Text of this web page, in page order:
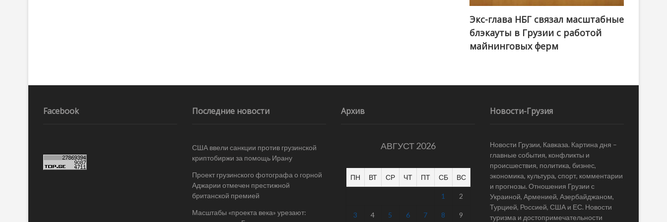
Экс-глава НБГ связал масштабные
блэкауты в Грузии с работой
майнинговых ферм
Facebook Последние новости
США ввели санкции против грузинской
криптобиржи за помощь Ирану
Проект грузинского фотографа о горной
Аджарии отмечен престижной
британской премией
Масштабы «проекта века» урезают:
Архив
АВГУСТ 2026
ПН ВТ СР ЧТ ПТ СБ ВС
1 2
3 4 5 6 7 8 9
Новости-Грузия
Новости Грузии, Кавказа. Картина дня –
главные события, конфликты и
происшествия, политика, бизнес,
экономика, культура, спорт, комментарии
и прогнозы. Отношения Грузии с
Украиной, Арменией, Азербайджаном,
Турцией, Россией, США и ЕС. Новости
туризма и достопримечательности